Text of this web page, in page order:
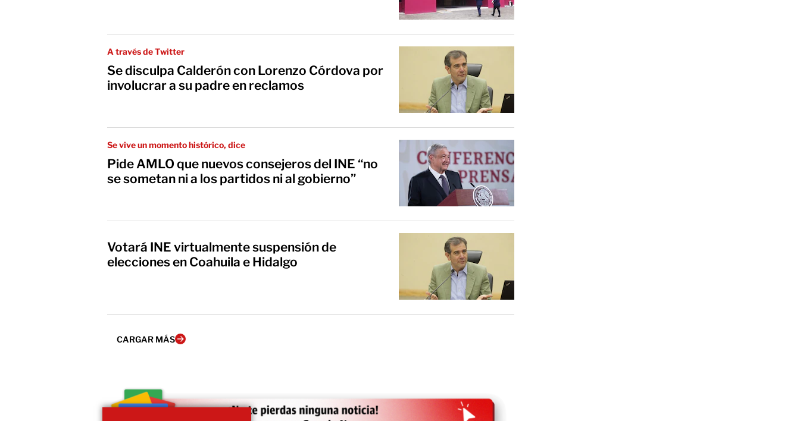
A través de Twitter
Se disculpa Calderón con Lorenzo Córdova por
involucrar a su padre en reclamos
Se vive un momento histórico, dice
Pide AMLO que nuevos consejeros del INE “no
se sometan ni a los partidos ni al gobierno”
Votará INE virtualmente suspensión de
elecciones en Coahuila e Hidalgo
CARGAR MÁS